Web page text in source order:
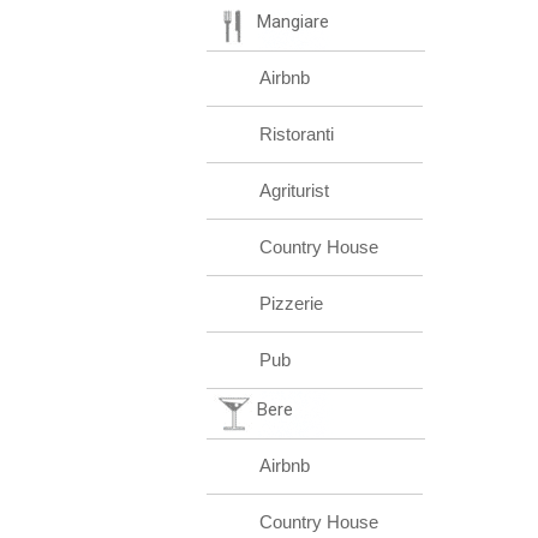
Mangiare
Airbnb
Ristoranti
Agriturist
Country House
Pizzerie
Pub
Bere
Airbnb
Country House